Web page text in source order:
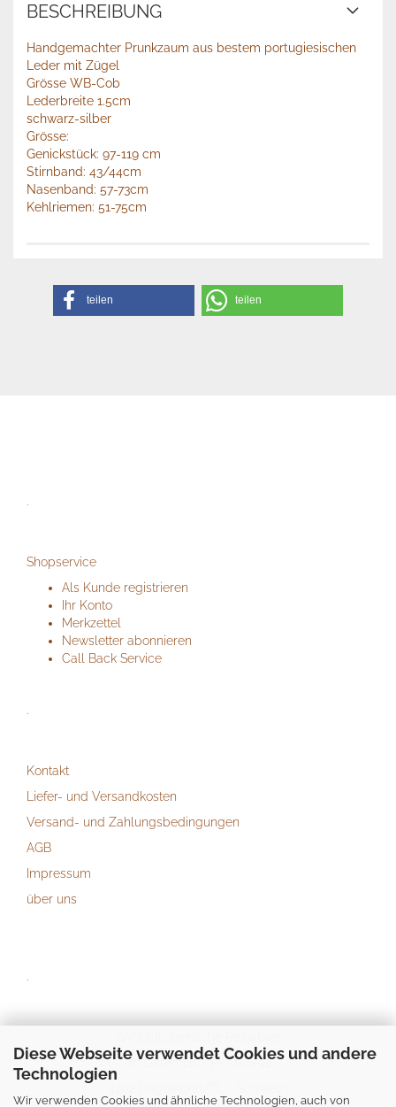
Diese Webseite verwendet Cookies und andere
Technologien
Wir verwenden Cookies und ähnliche Technologien, auch von
BESCHREIBUNG
Handgemachter Prunkzaum aus bestem portugiesischen
Leder mit Zügel
Grösse WB-Cob
Lederbreite 1.5cm
schwarz-silber
Grösse:
Genickstück: 97-119 cm
Stirnband: 43/44cm
Nasenband: 57-73cm
​​​​​​​Kehlriemen: 51-75cm
teilen teilen
.
Shopservice
Als Kunde registrieren
Ihr Konto
Merkzettel
Newsletter abonnieren
Call Back Service
.
Kontakt
Liefer- und Versandkosten
Versand- und Zahlungsbedingungen
AGB
Impressum
über uns
.
Im Letten 11b/ P.O. Box 12